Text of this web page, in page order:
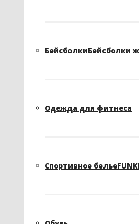
БейсболкиБейсболки
Одежда для фитнеса
Спортивное белье